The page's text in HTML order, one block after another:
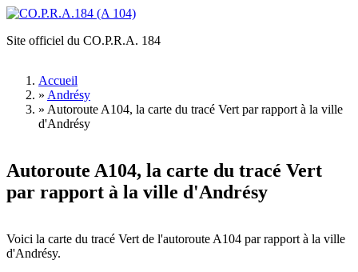
Aller au contenu principal
CO.P.R.A.184
(A 104)
Site officiel du CO.P.R.A. 184
Vous êtes ici
Accueil
» Andrésy
» Autoroute A104, la carte du tracé Vert par rapport à la ville
d'Andrésy
Autoroute A104, la carte du tracé Vert
par rapport à la ville d'Andrésy
Voici la carte du tracé Vert de l'autoroute A104 par rapport à la ville
d'Andrésy.